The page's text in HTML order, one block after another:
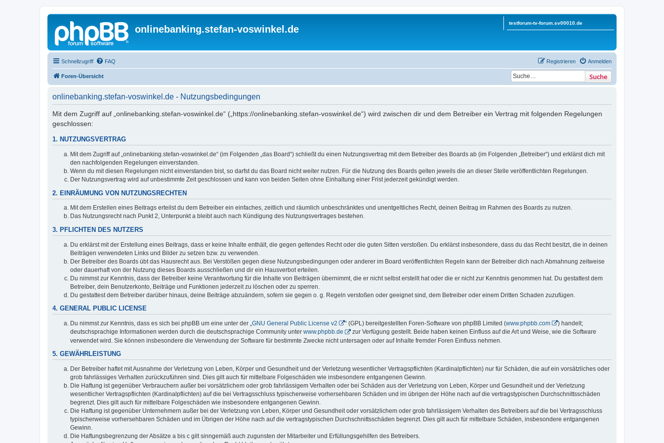
onlinebanking.stefan-voswinkel.de
testforum-tv-forum.sv00010.de
Schnellzugriff FAQ Anmelden
Registrieren
Foren-Übersicht Suche
onlinebanking.stefan-voswinkel.de - Nutzungsbedingungen
Mit dem Zugriff auf „onlinebanking.stefan-voswinkel.de“ („https://onlinebanking.stefan-voswinkel.de“) wird zwischen dir und dem Betreiber ein Vertrag mit folgenden Regelungen
geschlossen:
1. NUTZUNGSVERTRAG
Mit dem Zugriff auf „onlinebanking.stefan-voswinkel.de“ (im Folgenden „das Board“) schließt du einen Nutzungsvertrag mit dem Betreiber des Boards ab (im Folgenden „Betreiber“) und erklärst dich mit
den nachfolgenden Regelungen einverstanden.
Wenn du mit diesen Regelungen nicht einverstanden bist, so darfst du das Board nicht weiter nutzen. Für die Nutzung des Boards gelten jeweils die an dieser Stelle veröffentlichten Regelungen.
Der Nutzungsvertrag wird auf unbestimmte Zeit geschlossen und kann von beiden Seiten ohne Einhaltung einer Frist jederzeit gekündigt werden.
2. EINRÄUMUNG VON NUTZUNGSRECHTEN
Mit dem Erstellen eines Beitrags erteilst du dem Betreiber ein einfaches, zeitlich und räumlich unbeschränktes und unentgeltliches Recht, deinen Beitrag im Rahmen des Boards zu nutzen.
Das Nutzungsrecht nach Punkt 2, Unterpunkt a bleibt auch nach Kündigung des Nutzungsvertrages bestehen.
3. PFLICHTEN DES NUTZERS
Du erklärst mit der Erstellung eines Beitrags, dass er keine Inhalte enthält, die gegen geltendes Recht oder die guten Sitten verstoßen. Du erklärst insbesondere, dass du das Recht besitzt, die in deinen
Beiträgen verwendeten Links und Bilder zu setzen bzw. zu verwenden.
Der Betreiber des Boards übt das Hausrecht aus. Bei Verstößen gegen diese Nutzungsbedingungen oder anderer im Board veröffentlichten Regeln kann der Betreiber dich nach Abmahnung zeitweise
oder dauerhaft von der Nutzung dieses Boards ausschließen und dir ein Hausverbot erteilen.
Du nimmst zur Kenntnis, dass der Betreiber keine Verantwortung für die Inhalte von Beiträgen übernimmt, die er nicht selbst erstellt hat oder die er nicht zur Kenntnis genommen hat. Du gestattest dem
Betreiber, dein Benutzerkonto, Beiträge und Funktionen jederzeit zu löschen oder zu sperren.
Du gestattest dem Betreiber darüber hinaus, deine Beiträge abzuändern, sofern sie gegen o. g. Regeln verstoßen oder geeignet sind, dem Betreiber oder einem Dritten Schaden zuzufügen.
4. GENERAL PUBLIC LICENSE
Du nimmst zur Kenntnis, dass es sich bei phpBB um eine unter der „GNU General Public License v2 “ (GPL) bereitgestellten Foren-Software von phpBB Limited (www.phpbb.com
) handelt;
deutschsprachige Informationen werden durch die deutschsprachige Community unter www.phpbb.de
zur Verfügung gestellt. Beide haben keinen Einfluss auf die Art und Weise, wie die Software
verwendet wird. Sie können insbesondere die Verwendung der Software für bestimmte Zwecke nicht untersagen oder auf Inhalte fremder Foren Einfluss nehmen.
5. GEWÄHRLEISTUNG
Der Betreiber haftet mit Ausnahme der Verletzung von Leben, Körper und Gesundheit und der Verletzung wesentlicher Vertragspflichten (Kardinalpflichten) nur für Schäden, die auf ein vorsätzliches oder
grob fahrlässiges Verhalten zurückzuführen sind. Dies gilt auch für mittelbare Folgeschäden wie insbesondere entgangenen Gewinn.
Die Haftung ist gegenüber Verbrauchern außer bei vorsätzlichem oder grob fahrlässigem Verhalten oder bei Schäden aus der Verletzung von Leben, Körper und Gesundheit und der Verletzung
wesentlicher Vertragspflichten (Kardinalpflichten) auf die bei Vertragsschluss typischerweise vorhersehbaren Schäden und im übrigen der Höhe nach auf die vertragstypischen Durchschnittsschäden
begrenzt. Dies gilt auch für mittelbare Folgeschäden wie insbesondere entgangenen Gewinn.
Die Haftung ist gegenüber Unternehmern außer bei der Verletzung von Leben, Körper und Gesundheit oder vorsätzlichem oder grob fahrlässigem Verhalten des Betreibers auf die bei Vertragsschluss
typischerweise vorhersehbaren Schäden und im Übrigen der Höhe nach auf die vertragstypischen Durchschnittsschäden begrenzt. Dies gilt auch für mittelbare Schäden, insbesondere entgangenen
Gewinn.
Die Haftungsbegrenzung der Absätze a bis c gilt sinngemäß auch zugunsten der Mitarbeiter und Erfüllungsgehilfen des Betreibers.